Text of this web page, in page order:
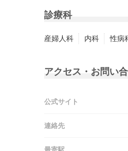
診療科
産婦人科 内科 性病
アクセス・お問い
公式サイト
連絡先